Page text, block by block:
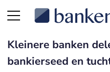
Kleinere banken
bankierseed en